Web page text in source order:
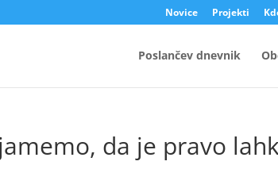
Novice Projekti
Poslančev dnevnik
da je pravo